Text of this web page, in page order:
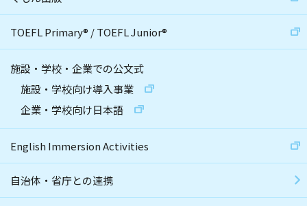
TOEFL Primary® /TOEFL Junior®
施設・学校・企業での公文式
施設・学校向け導入事業
企業・学校向け日本語
English Immersion Activities
自治体・省庁との連携